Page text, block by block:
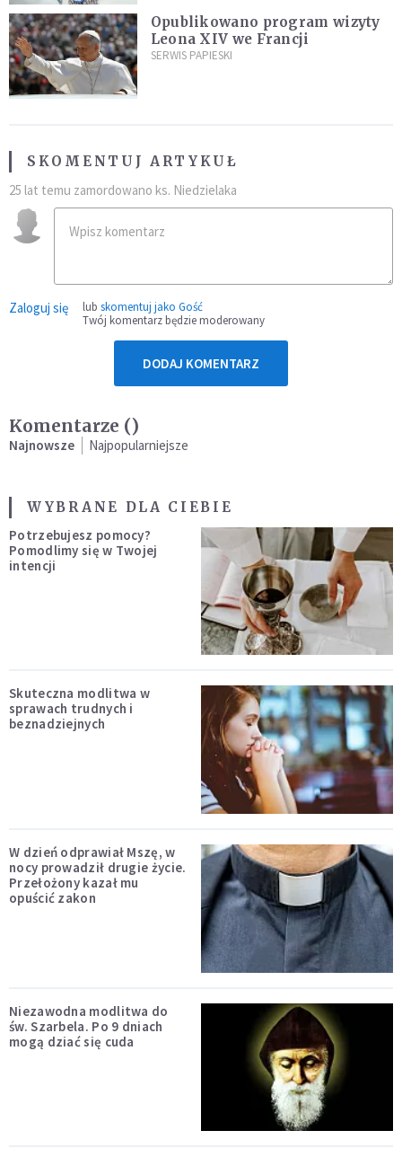
Opublikowano program wizyty
Leona XIV we Francji
SERWIS PAPIESKI
SKOMENTUJ ARTYKUŁ
25 lat temu zamordowano ks. Niedzielaka
Zaloguj się lub skomentuj jako Gość
Twój komentarz będzie moderowany
DODAJ KOMENTARZ
Komentarze ()
Najnowsze Najpopularniejsze
WYBRANE DLA CIEBIE
Potrzebujesz pomocy?
Pomodlimy się w Twojej
intencji
Skuteczna modlitwa w
sprawach trudnych i
beznadziejnych
W dzień odprawiał Mszę, w
nocy prowadził drugie życie.
Przełożony kazał mu
opuścić zakon
Niezawodna modlitwa do
św. Szarbela. Po 9 dniach
mogą dziać się cuda